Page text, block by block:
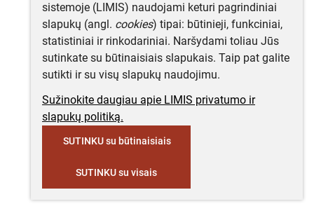
sistemoje (LIMIS) naudojami keturi pagrindiniai
slapukų (angl. cookies) tipai: būtinieji, funkciniai,
statistiniai ir rinkodariniai. Naršydami toliau Jūs
sutinkate su būtinaisiais slapukais. Taip pat galite
sutikti ir su visų slapukų naudojimu.
Sužinokite daugiau apie LIMIS privatumo ir
slapukų politiką.
SUTINKU su būtinaisiais
SUTINKU su visais